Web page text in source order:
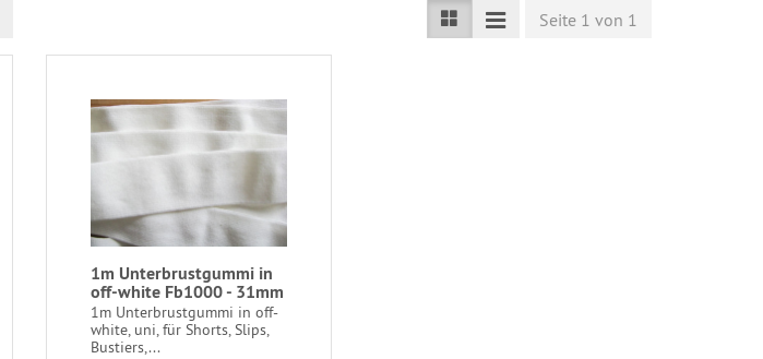
Seite 1 von 1
1m Unterbrustgummi in
off-white Fb1000 - 31mm
1m Unterbrustgummi in off-
white, uni, für Shorts, Slips,
Bustiers,...